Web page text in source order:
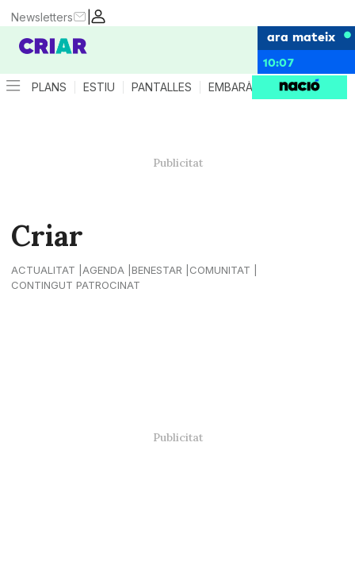
|
Newsletters
ara mateix
10:07
PLANS ESTIU PANTALLES EMBARÀS CRIANÇA
Criar
ACTUALITAT AGENDA BENESTAR
COMUNITAT
CONTINGUT PATROCINAT